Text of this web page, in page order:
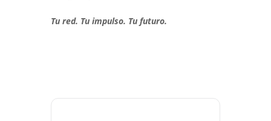
Tu red. Tu impulso. Tu futuro.